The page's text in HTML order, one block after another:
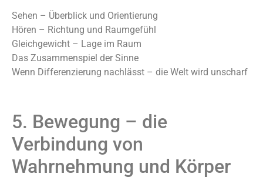
Sehen – Überblick und Orientierung
Hören – Richtung und Raumgefühl
Gleichgewicht – Lage im Raum
Das Zusammenspiel der Sinne
Wenn Differenzierung nachlässt – die Welt wird unscharf
5. Bewegung – die
Verbindung von
Wahrnehmung und Körper